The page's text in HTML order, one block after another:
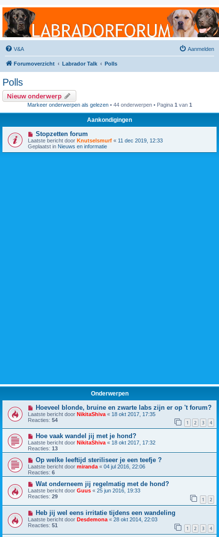
Labradorforum
Het gezelligste Labradorforum van Nederland en België!
V&A Aanmelden
Forumoverzicht Labrador Talk Polls
Polls
Nieuw onderwerp
Markeer onderwerpen als gelezen• 44 onderwerpen • Pagina 1 van 1
Aankondigingen
Stopzetten forum
Laatste bericht door Knutselsmurf « 11 dec 2019, 12:33
Geplaatst in Nieuws en informatie
Onderwerpen
Hoeveel blonde, bruine en zwarte labs zijn er op 't forum?
Laatste bericht door NikitaShiva « 18 okt 2017, 17:35
Reacties: 54 1 2 3 4
Hoe vaak wandel jij met je hond?
Laatste bericht door NikitaShiva « 18 okt 2017, 17:32
Reacties: 13
Op welke leeftijd steriliseer je een teefje ?
Laatste bericht door miranda « 04 jul 2016, 22:06
Reacties: 6
Wat onderneem jij regelmatig met de hond?
Laatste bericht door Guus « 25 jun 2016, 19:33
Reacties: 29 1 2
Heb jij wel eens irritatie tijdens een wandeling
Laatste bericht door Desdemona « 28 okt 2014, 22:03
Reacties: 51 1 2 3 4